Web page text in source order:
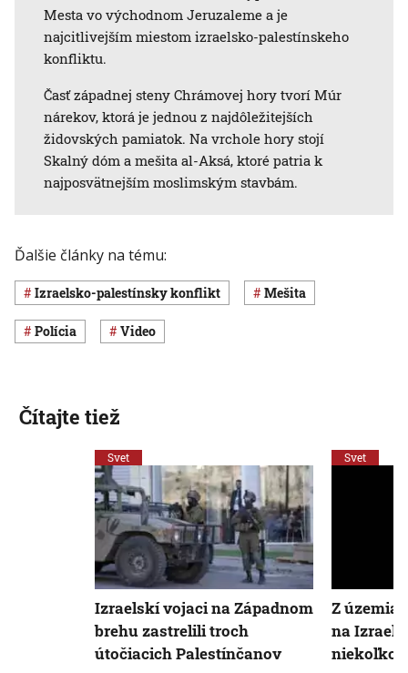
Mesta vo východnom Jeruzaleme a je
najcitlivejším miestom izraelsko-palestínskeho
konfliktu.
Časť západnej steny Chrámovej hory tvorí Múr
nárekov, ktorá je jednou z najdôležitejších
židovských pamiatok. Na vrchole hory stojí
Skalný dóm a mešita al-Aksá, ktoré patria k
najposvätnejším moslimským stavbám.
Ďalšie články na tému:
izraelsko-palestínsky konflikt mešita
polícia Video
Čítajte tiež
Svet
Izraelskí vojaci na Západnom
brehu zastrelili troch
útočiacich Palestínčanov
Svet
Z územia
na Izrael
niekoľko